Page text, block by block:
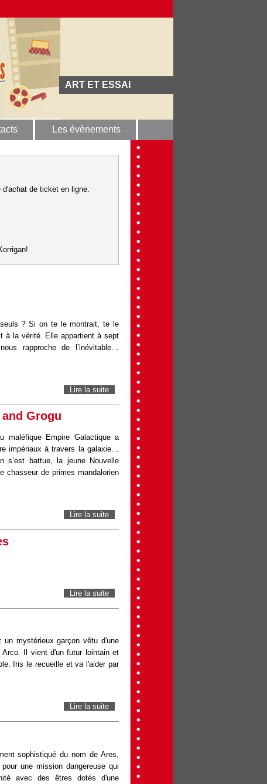
ART ET ESSAI
Les évènements
de ticket en ligne.
? Si on te le montrait, te le
à la vérité. Elle appartient à sept
rapproche de l’inévitable…
Lire la suite de Disclosure Day
Grogu
maléfique Empire Galactique a
impériaux à travers la galaxie…
s’est battue, la jeune Nouvelle
chasseur de primes mandalorien
Lire la suite de Star Wars: The Mandalorian and Grogu
Lire la suite de Avatar : de Feu et de Cendres
mystérieux garçon vêtu d'une
Il vient d'un futur lointain et
Iris le recueille et va l'aider par
Lire la suite
sophistiqué du nom de Ares,
une mission dangereuse qui
avec des êtres dotés d'une